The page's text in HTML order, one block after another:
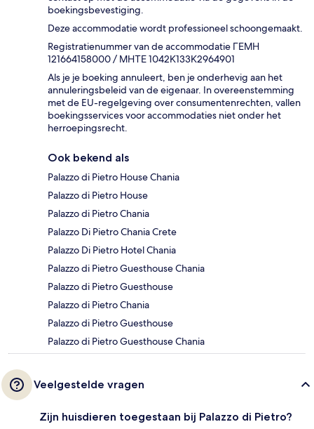
boekingsbevestiging.
Deze accommodatie wordt professioneel schoongemaakt.
Registratienummer van de accommodatie ΓΕΜΗ
121664158000 / ΜΗΤΕ 1042Κ133Κ2964901
Als je je boeking annuleert, ben je onderhevig aan het
annuleringsbeleid van de eigenaar. In overeenstemming
met de EU-regelgeving over consumentenrechten, vallen
boekingsservices voor accommodaties niet onder het
herroepingsrecht.
Ook bekend als
Palazzo di Pietro House Chania
Palazzo di Pietro House
Palazzo di Pietro Chania
Palazzo Di Pietro Chania Crete
Palazzo Di Pietro Hotel Chania
Palazzo di Pietro Guesthouse Chania
Palazzo di Pietro Guesthouse
Palazzo di Pietro Chania
Palazzo di Pietro Guesthouse
Palazzo di Pietro Guesthouse Chania
Veelgestelde vragen
Zijn huisdieren toegestaan bij Palazzo di Pietro?